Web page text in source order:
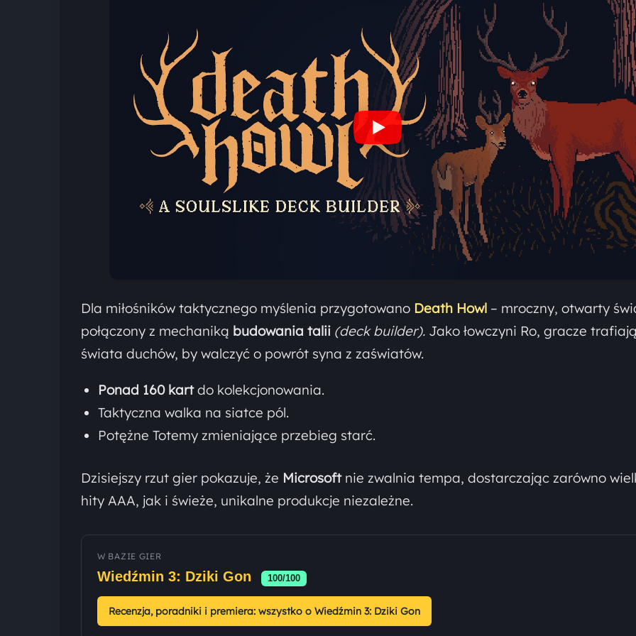
Dla miłośników taktycznego myślenia przygotowano Death Howl – mroczny, otwarty
połączony z mechaniką budowania talii (deck builder). Jako łowczyni Ro, gracze
świata duchów, by walczyć o powrót syna z zaświatów.
Ponad 160 kartdo kolekcjonowania.
Taktyczna walka na siatce pól.
Potężne Totemy zmieniające przebieg starć.
Dzisiejszy rzut gier pokazuje, że Microsoftnie zwalnia tempa, dostarczając zarówno
hity AAA, jak i świeże, unikalne produkcje niezależne.
W BAZIE GIER
Wiedźmin 3: Dziki Gon 100/100
Recenzja, poradniki i premiera: wszystko o Wiedźmin 3: Dziki Gon